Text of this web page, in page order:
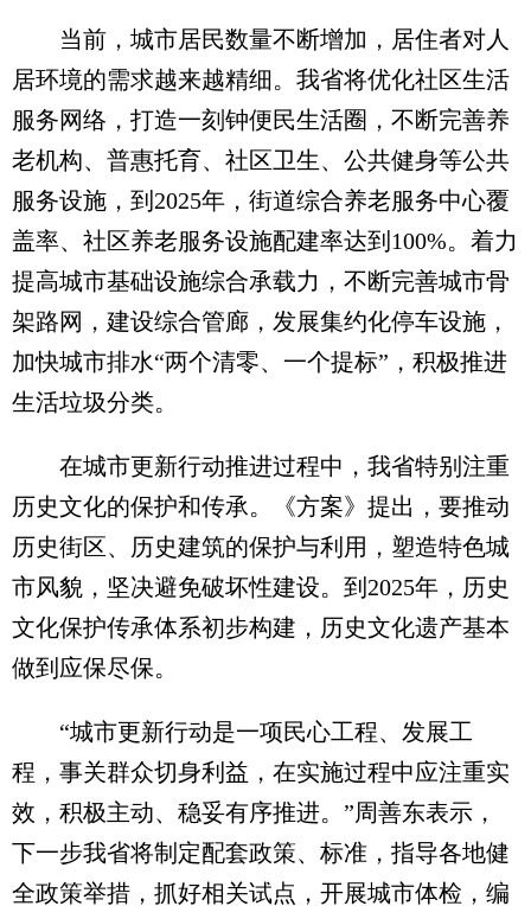
当前，城市居民数量不断增加，居住者对人
居环境的需求越来越精细。我省将优化社区生活
服务网络，打造一刻钟便民生活圈，不断完善养
老机构、普惠托育、社区卫生、公共健身等公共
服务设施，到2025年，街道综合养老服务中心覆
盖率、社区养老服务设施配建率达到100%。着力
提高城市基础设施综合承载力，不断完善城市骨
架路网，建设综合管廊，发展集约化停车设施，
加快城市排水“两个清零、一个提标”，积极推进
生活垃圾分类。
在城市更新行动推进过程中，我省特别注重
历史文化的保护和传承。《方案》提出，要推动
历史街区、历史建筑的保护与利用，塑造特色城
市风貌，坚决避免破坏性建设。到2025年，历史
文化保护传承体系初步构建，历史文化遗产基本
做到应保尽保。
“城市更新行动是一项民心工程、发展工
程，事关群众切身利益，在实施过程中应注重实
效，积极主动、稳妥有序推进。”周善东表示，
下一步我省将制定配套政策、标准，指导各地健
全政策举措，抓好相关试点，开展城市体检，编